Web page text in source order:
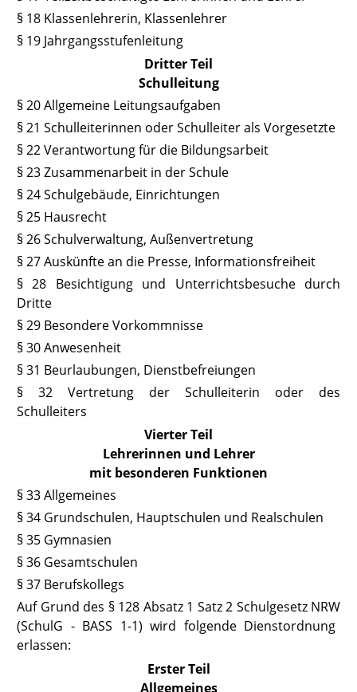
§ 18 Klassenlehrerin, Klassenlehrer
§ 19 Jahrgangsstufenleitung
Dritter Teil
Schulleitung
§ 20 Allgemeine Leitungsaufgaben
§ 21 Schulleiterinnen oder Schulleiter als Vorgesetzte
§ 22 Verantwortung für die Bildungsarbeit
§ 23 Zusammenarbeit in der Schule
§ 24 Schulgebäude, Einrichtungen
§ 25 Hausrecht
§ 26 Schulverwaltung, Außenvertretung
§ 27 Auskünfte an die Presse, Informationsfreiheit
§ 28 Besichtigung und Unterrichtsbesuche durch
Dritte
§ 29 Besondere Vorkommnisse
§ 30 Anwesenheit
§ 31 Beurlaubungen, Dienstbefreiungen
§ 32 Vertretung der Schulleiterin oder des
Schulleiters
Vierter Teil
Lehrerinnen und Lehrer
mit besonderen Funktionen
§ 33 Allgemeines
§ 34 Grundschulen, Hauptschulen und Realschulen
§ 35 Gymnasien
§ 36 Gesamtschulen
§ 37 Berufskollegs
Auf Grund des § 128 Absatz 1 Satz 2 Schulgesetz NRW
(SchulG - BASS 1-1) wird folgende Dienstordnung
erlassen:
Erster Teil
Allgemeines